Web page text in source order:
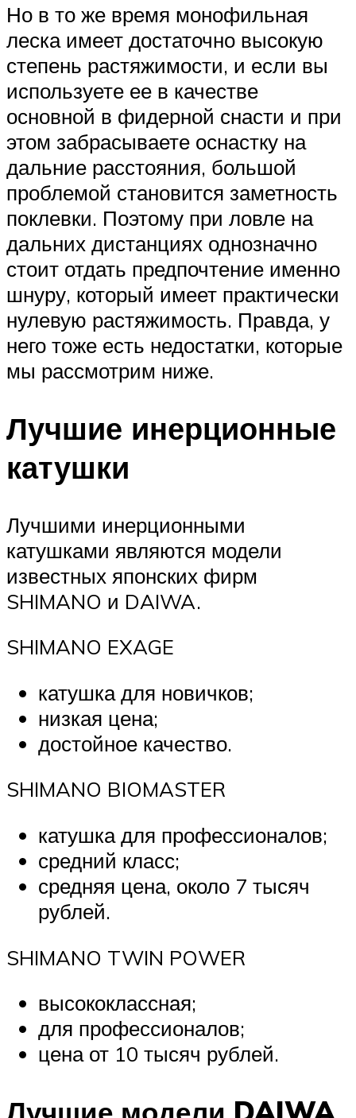
Но в то же время монофильная
леска имеет достаточно высокую
степень растяжимости, и если вы
используете ее в качестве
основной в фидерной снасти и при
этом забрасываете оснастку на
дальние расстояния, большой
проблемой становится заметность
поклевки. Поэтому при ловле на
дальних дистанциях однозначно
стоит отдать предпочтение именно
шнуру, который имеет практически
нулевую растяжимость. Правда, у
него тоже есть недостатки, которые
мы рассмотрим ниже.
Лучшие инерционные
катушки
Лучшими инерционными
катушками являются модели
известных японских фирм
SHIMANO и DAIWA.
SHIMANO EXAGE
катушка для новичков;
низкая цена;
достойное качество.
SHIMANO BIOMASTER
катушка для профессионалов;
средний класс;
средняя цена, около 7 тысяч
рублей.
SHIMANO TWIN POWER
высококлассная;
для профессионалов;
цена от 10 тысяч рублей.